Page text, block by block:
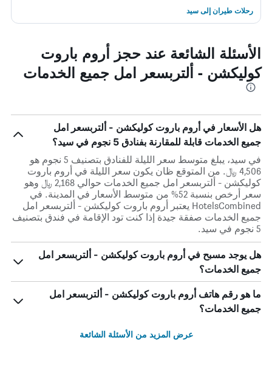
رحلات طيران إلى سيد
الأسئلة الشائعة عند حجز أروم باروت
كوليكشن - ألتربسعر امل جميع الخدمات
هل الأسعار في أروم باروت كوليكشن - ألتربسعر امل
جميع الخدمات قابلة للمقارنة بفنادق 5 نجوم في سيد؟
في سيد، يبلغ متوسط ​​سعر الليلة للفنادق بتصنيف 5 نجوم هو
4,506 ﷼. من المتوقع ظان يكون سعر الليلة في أروم باروت
كوليكشن - ألتربسعر امل جميع الخدمات حوالي 2,168 ﷼ وهو
سعر أرخص بنسبة 52% من متوسط الأسعار في المدينة. في
HotelsCombined يعتبر أروم باروت كوليكشن - ألتربسعر امل
جميع الخدمات صفقة جيدة إذا كنت تود الإقامة في فندق بتصنيف
5 نجوم في سيد.
هل يوجد مسبح في أروم باروت كوليكشن - ألتربسعر امل
جميع الخدمات؟
ما هو رقم هاتف أروم باروت كوليكشن - ألتربسعر امل
جميع الخدمات؟
عرض المزيد من الأسئلة الشائعة